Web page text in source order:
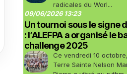
radicales du Worl...
09/06/2026 13:23
Un tournoi sous le signe
: l’ALEFPA a organisé le
challenge 2025
Ce vendredi 10
Terre Sainte Nelson